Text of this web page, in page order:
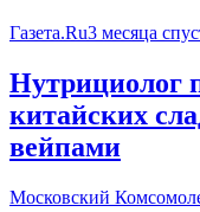
Газета.Ru3 месяца
Нутрициолог
китайских
вейпами
Московский